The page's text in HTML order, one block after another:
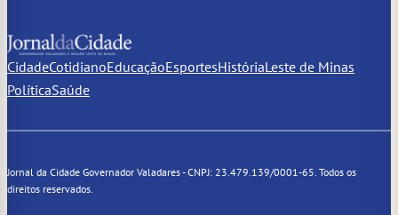
CidadeCotidianoEducaçãoEsportesHistóriaLeste de Minas
PolíticaSaúde
Jornal da Cidade Governador Valadares - CNPJ: 23.479.139/0001-65. Todos os
direitos reservados.